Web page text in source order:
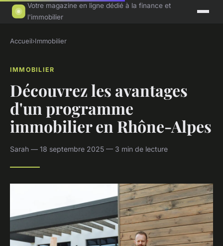
Votre magazine en ligne dédié à la finance et
l'immobilier
Accueil›Immobilier
IMMOBILIER
Découvrez les avantages
d'un programme
immobilier en Rhône-Alpes
Sarah — 18 septembre 2025 — 3 min de lecture